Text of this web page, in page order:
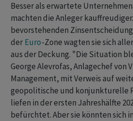
Besser als erwartete
machten die Anleger
bevorstehenden
der Euro-Zone wagten sie sich
aus der Deckung. "Die Situation
George Alevrofas, Anlagechef von
Management, mit Verweis auf
geopolitische und konjunkturelle
liefen in der ersten Jahreshälfte
befürchtet. Aber sie könnten sich